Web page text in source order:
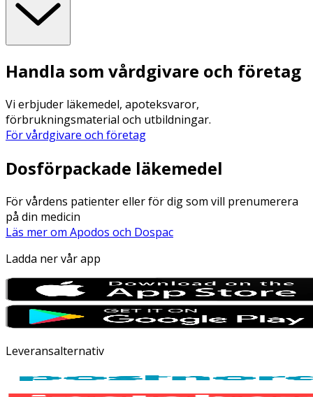
Handla som vårdgivare och företag
Vi erbjuder läkemedel, apoteksvaror,
förbrukningsmaterial och utbildningar.
För vårdgivare och företag
Dosförpackade läkemedel
För vårdens patienter eller för dig som vill prenumerera
på din medicin
Läs mer om Apodos och Dospac
Ladda ner vår app
Leveransalternativ